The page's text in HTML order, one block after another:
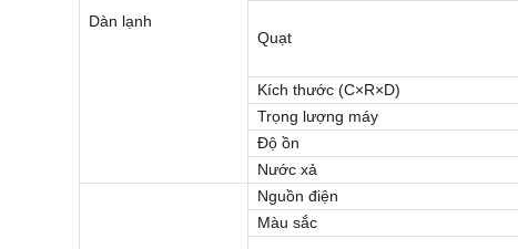
Dàn lạnh
Quạt
Kích thước (C×R×D)
Trọng lượng máy
Độ ồn
Nước xả
Nguồn điện
Màu sắc